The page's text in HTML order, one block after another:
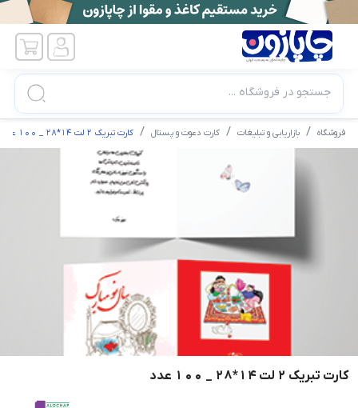
جستجو در فروشگاه ...
فروشگاه بازاریابی و تبلیغات کارت دعوت و پستال
کارت تبریک 2 لت 14*28 _ 100 عدد